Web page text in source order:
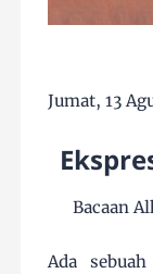
Jumat, 13
Bacaan
Ada